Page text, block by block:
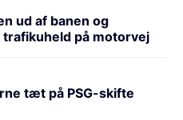
ud af banen og
på motorvej
tæt på PSG-skifte